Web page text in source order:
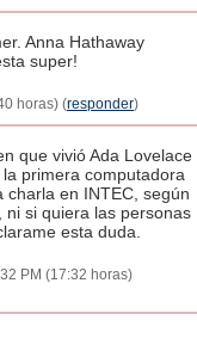
Anna Hathaway
super!
horas) (responder)
que vivió Ada Lovelace
primera computadora
en INTEC, según
ni si quiera las personas
esta duda.
PM (17:32 horas)